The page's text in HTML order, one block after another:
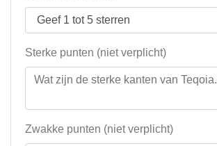
Sterke punten (niet verplicht)
Zwakke punten (niet verplicht)